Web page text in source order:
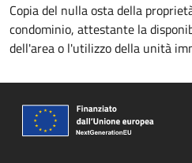
Copia del nulla osta della
condominio, attestante la
dell'area o l'utilizzo della unità